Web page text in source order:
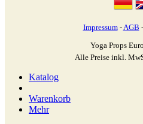
Impressum-AGB -
Yoga Props
Alle Preise inkl.
Katalog
Warenkorb
Mehr